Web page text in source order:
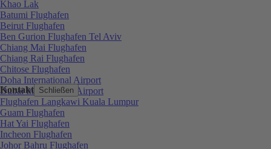
Kontakt Schließen
Khao Lak
Batumi Flughafen
Beirut Flughafen
Ben Gurion Flughafen Tel Aviv
Chiang Mai Flughafen
Chiang Rai Flughafen
Chitose Flughafen
Doha International Airport
Dubai International Airport
Flughafen Langkawi Kuala Lumpur
Guam Flughafen
Hat Yai Flughafen
Incheon Flughafen
Johor Bahru Flughafen